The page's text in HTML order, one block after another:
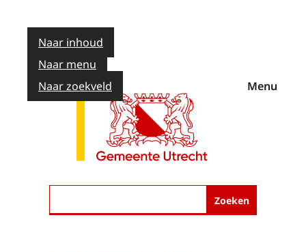
Naar inhoud
Naar menu
Naar zoekveld
Zoeken
Menu